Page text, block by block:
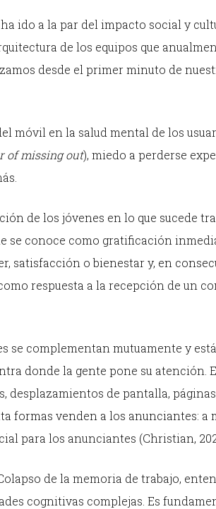
ido a la par del impacto social y
de los equipos que
desde el primer minuto de
móvil en la salud mental de los
of missing out), miedo a perderse
de los jóvenes en lo que sucede
se conoce como gratificación
satisfacción o bienestar y, en
respuesta a la recepción de un
se complementan mutuamente y
donde la gente pone su atención.
desplazamientos de pantalla,
formas venden a los anunciantes: a
para los anunciantes (Christian,
de la memoria de trabajo,
cognitivas complejas. Es